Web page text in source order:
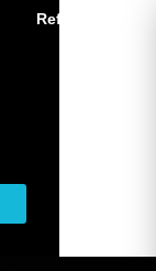
Refuza toate